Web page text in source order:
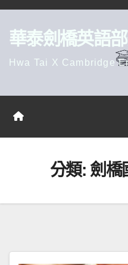
Skip
content
華泰劍橋英語
Hwa Tai X Cambridge
分類: 劍橋